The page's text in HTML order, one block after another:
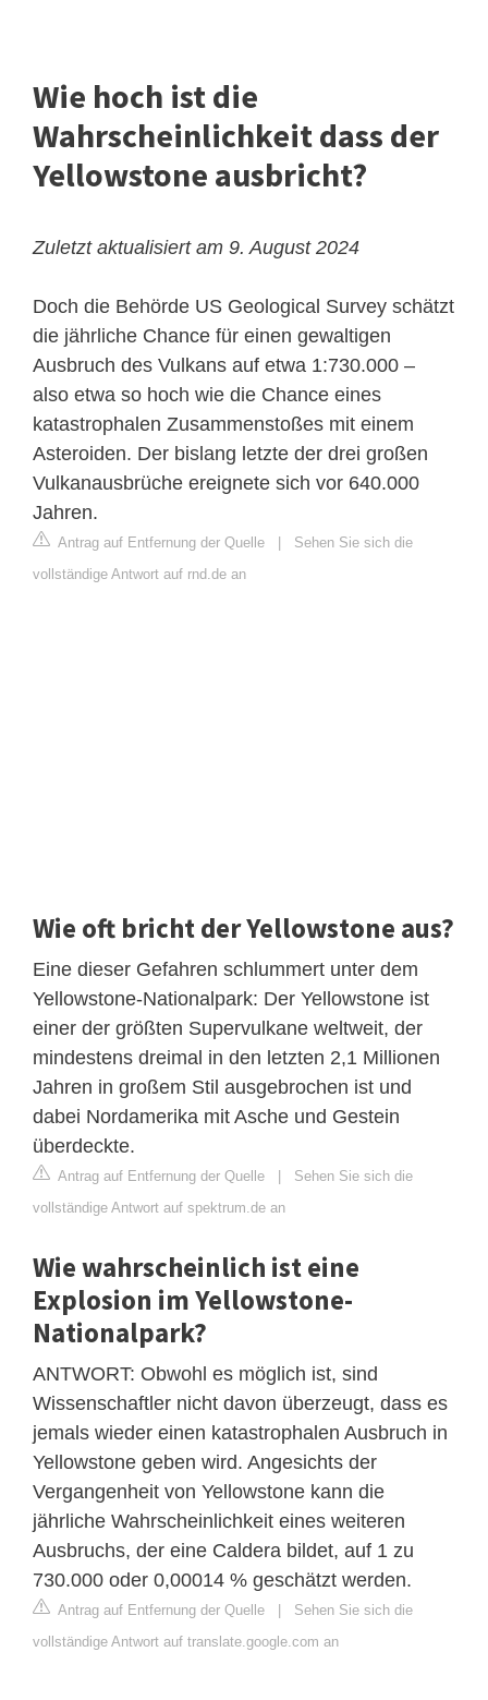
Wie hoch ist die
Wahrscheinlichkeit dass der
Yellowstone ausbricht?
Zuletzt aktualisiert am 9. August 2024
Doch die Behörde US Geological Survey schätzt
die jährliche Chance für einen gewaltigen
Ausbruch des Vulkans auf etwa 1:730.000 –
also etwa so hoch wie die Chance eines
katastrophalen Zusammenstoßes mit einem
Asteroiden. Der bislang letzte der drei großen
Vulkanausbrüche ereignete sich vor 640.000
Jahren.
Antrag auf Entfernung der Quelle
Sehen Sie sich die
vollständige Antwort auf rnd.de an
Wie oft bricht der Yellowstone aus?
Eine dieser Gefahren schlummert unter dem
Yellowstone-Nationalpark: Der Yellowstone ist
einer der größten Supervulkane weltweit, der
mindestens dreimal in den letzten 2,1 Millionen
Jahren in großem Stil ausgebrochen ist und
dabei Nordamerika mit Asche und Gestein
überdeckte.
Antrag auf Entfernung der Quelle
Sehen Sie sich die
vollständige Antwort auf spektrum.de an
Wie wahrscheinlich ist eine
Explosion im Yellowstone-
Nationalpark?
ANTWORT: Obwohl es möglich ist, sind
Wissenschaftler nicht davon überzeugt, dass es
jemals wieder einen katastrophalen Ausbruch in
Yellowstone geben wird. Angesichts der
Vergangenheit von Yellowstone kann die
jährliche Wahrscheinlichkeit eines weiteren
Ausbruchs, der eine Caldera bildet, auf 1 zu
730.000 oder 0,00014 % geschätzt werden.
Antrag auf Entfernung der Quelle
Sehen Sie sich die
vollständige Antwort auf translate.google.com an